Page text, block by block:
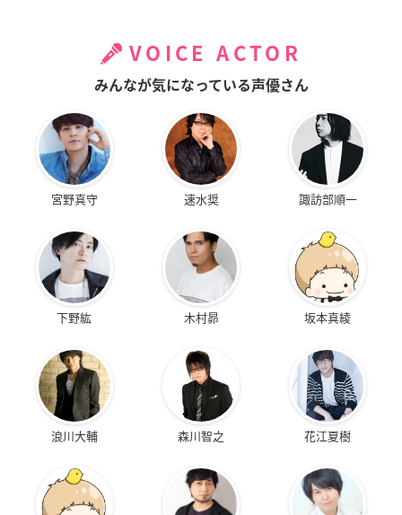
VOICE ACTOR
みんなが気になっている声優さん
宮野真守 速水奨 諏訪部順一
下野紘 木村昴 坂本真綾
浪川大輔 森川智之 花江夏樹